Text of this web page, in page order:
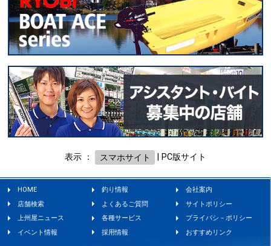
表示 ： スマホサイト PC版サイト
HOME 釣り情報
会社案内
店舗検索
よくあるご質問
サイトポリシー
上州屋ニュース
各種サービス
プライバシ－ポリシー
イベント情報
採用情報 おすすめリンク